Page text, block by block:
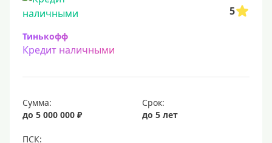
5
Тинькофф
Кредит наличными
Сумма:
до 5 000 000 ₽
Срок:
до 5 лет